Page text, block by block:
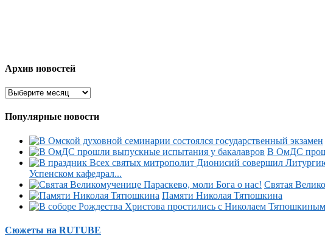
Архив новостей
Популярные новости
В ОмДС
Успенском кафедрал...
Святая
Памяти Николая Тятюшкина
Сюжеты на RUTUBE